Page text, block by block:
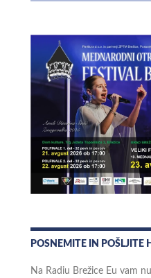
POSNEMITE IN POŠLJITE
Na Radiu Brežice Eu vam